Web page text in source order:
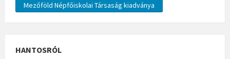
Mezőföld Népfőiskolai Társaság kiadványa
HANTOSRÓL